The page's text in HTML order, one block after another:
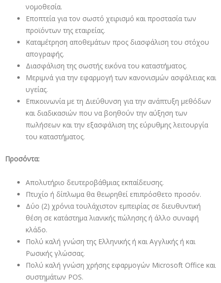
νομοθεσία.
Εποπτεία για τον σωστό χειρισμό και προστασία των
προϊόντων της εταιρείας.
Καταμέτρηση αποθεμάτων προς διασφάλιση του στόχου
απογραφής.
Διασφάλιση της σωστής εικόνα του καταστήματος.
Μεριμνά για την εφαρμογή των κανονισμών ασφάλειας και
υγείας.
Επικοινωνία με τη Διεύθυνση για την ανάπτυξη μεθόδων
και διαδικασιών που να βοηθούν την αύξηση των
πωλήσεων και την εξασφάλιση της εύρυθμης λειτουργία
του καταστήματος.
Προσόντα:
Απολυτήριο δευτεροβάθμιας εκπαίδευσης.
Πτυχίο ή δίπλωμα θα θεωρηθεί επιπρόσθετο προσόν.
Δύο (2) χρόνια τουλάχιστον εμπειρίας σε διευθυντική
θέση σε κατάστημα λιανικής πώλησης ή άλλο συναφή
κλάδο.
Πολύ καλή γνώση της Ελληνικής ή και Αγγλικής ή και
Ρωσικής γλώσσας.
Πολύ καλή γνώση χρήσης εφαρμογών Microsoft Office και
συστημάτων POS.